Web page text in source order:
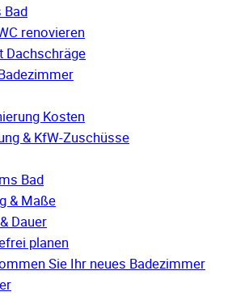
Bad
renovieren
Dachschräge
Kosten
& KfW-Zuschüsse
Bad
& Maße
Dauer
planen
Sie Ihr neues Badezimmer